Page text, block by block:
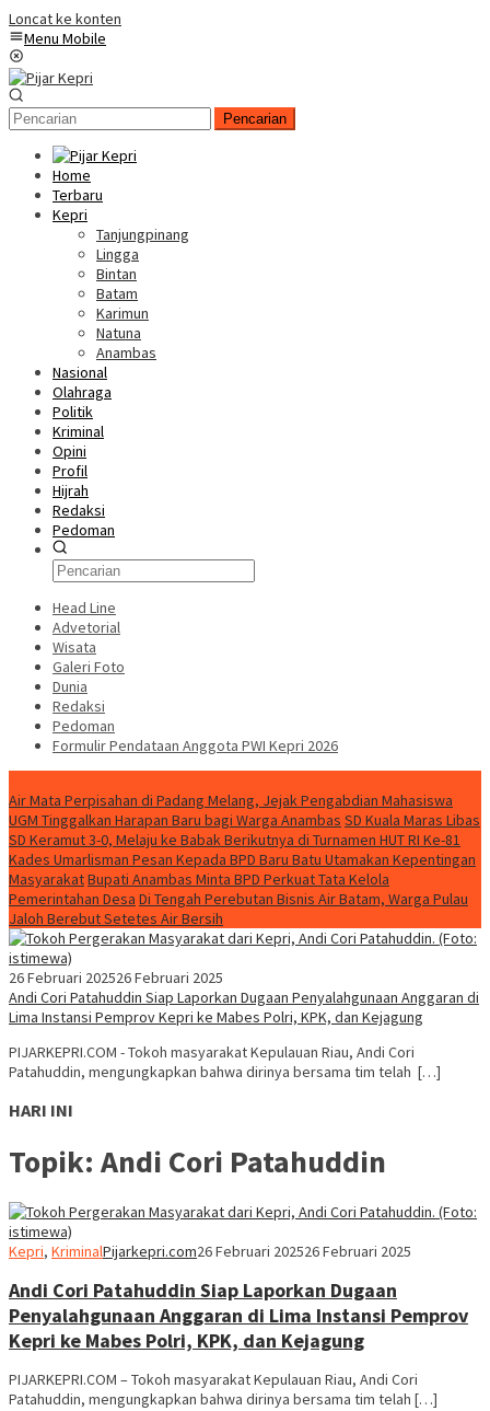
Loncat ke konten
Menu Mobile
Pencarian
Home
Terbaru
Kepri
Tanjungpinang
Lingga
Bintan
Batam
Karimun
Natuna
Anambas
Nasional
Olahraga
Politik
Kriminal
Opini
Profil
Hijrah
Redaksi
Pedoman
Head Line
Advetorial
Wisata
Galeri Foto
Dunia
Redaksi
Pedoman
Formulir Pendataan Anggota PWI Kepri 2026
Air Mata Perpisahan di Padang Melang, Jejak Pengabdian Mahasiswa
UGM Tinggalkan Harapan Baru bagi Warga Anambas SD Kuala Maras Libas
SD Keramut 3-0, Melaju ke Babak Berikutnya di Turnamen HUT RI Ke-81
Kades Umarlisman Pesan Kepada BPD Baru Batu Utamakan Kepentingan
MasyarakatBupati Anambas Minta BPD Perkuat Tata Kelola
Pemerintahan Desa Di Tengah Perebutan Bisnis Air Batam, Warga Pulau
Jaloh Berebut Setetes Air Bersih
26 Februari 202526 Februari 2025
Andi Cori Patahuddin Siap Laporkan Dugaan Penyalahgunaan Anggaran di
Lima Instansi Pemprov Kepri ke Mabes Polri, KPK, dan Kejagung
PIJARKEPRI.COM - Tokoh masyarakat Kepulauan Riau, Andi Cori
Patahuddin, mengungkapkan bahwa dirinya bersama tim telah […]
HARI INI
Topik: Andi Cori Patahuddin
Kepri, KriminalPijarkepri.com26 Februari 202526 Februari 2025
Andi Cori Patahuddin Siap Laporkan Dugaan
Penyalahgunaan Anggaran di Lima Instansi Pemprov
Kepri ke Mabes Polri, KPK, dan Kejagung
PIJARKEPRI.COM – Tokoh masyarakat Kepulauan Riau, Andi Cori
Patahuddin, mengungkapkan bahwa dirinya bersama tim telah […]